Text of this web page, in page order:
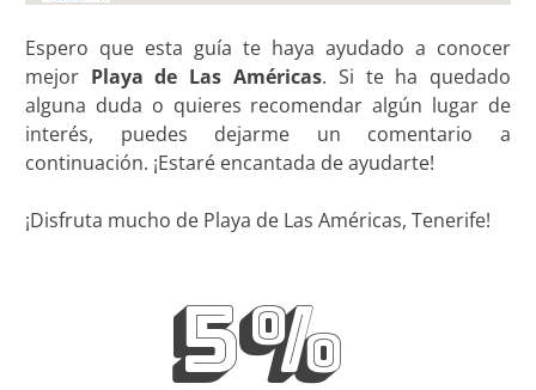
Espero que esta guía te haya ayudado a conocer
mejor Playa de Las Américas. Si te ha quedado
alguna duda o quieres recomendar algún lugar de
interés, puedes dejarme un comentario a
continuación. ¡Estaré encantada de ayudarte!
¡Disfruta mucho de Playa de Las Américas, Tenerife!
5%